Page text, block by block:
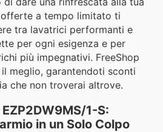
a tempo limitato ti
tra lavatrici performanti e
per ogni esigenza e per
più impegnativi. FreeShop
meglio, garantendoti sconti
che non troverai altrove.
1-S:
in un Solo Colpo